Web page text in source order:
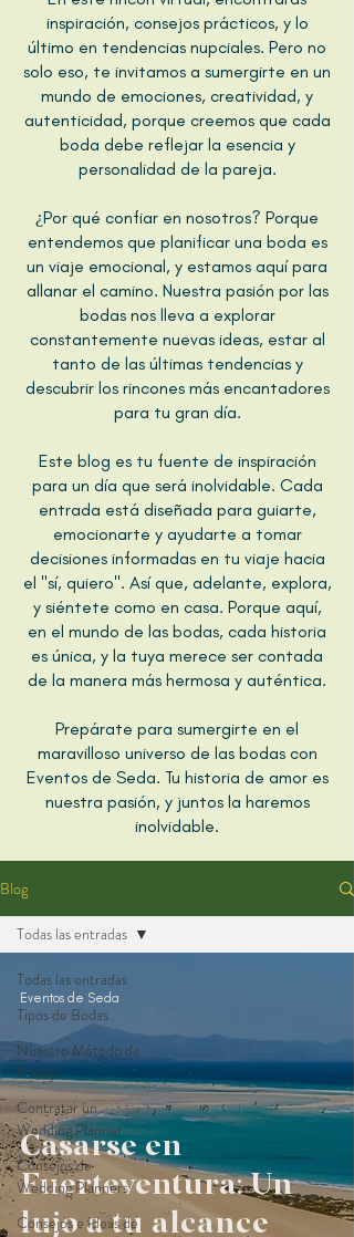
inspiración, consejos prácticos, y lo
último en tendencias nupciales. Pero no
solo eso, te invitamos a sumergirte en un
mundo de emociones, creatividad, y
autenticidad, porque creemos que cada
boda debe reflejar la esencia y
personalidad de la pareja.
¿Por qué confiar en nosotros? Porque
entendemos que planificar una boda es
un viaje emocional, y estamos aquí para
allanar el camino. Nuestra pasión por las
bodas nos lleva a explorar
constantemente nuevas ideas, estar al
tanto de las últimas tendencias y
descubrir los rincones más encantadores
para tu gran día.
Este blog es tu fuente de inspiración
para un día que será inolvidable. Cada
entrada está diseñada para guiarte,
emocionarte y ayudarte a tomar
decisiones informadas en tu viaje hacia
el "sí, quiero". Así que, adelante, explora,
y siéntete como en casa. Porque aquí,
en el mundo de las bodas, cada historia
es única, y la tuya merece ser contada
de la manera más hermosa y auténtica.
Prepárate para sumergirte en el
maravilloso universo de las bodas con
Eventos de Seda. Tu historia de amor es
nuestra pasión, y juntos la haremos
inolvidable.
Blog
Todas las entradas
Tipos de Bodas
Nuestro Método de
Trabajo
Contratar un
Wedding Planner
Consejos de
Wedding Planners
Consejos e Ideas de
Todas las entradas
Casarse en
Fuerteventura: Un
lujo a tu alcance
Eventos de Seda